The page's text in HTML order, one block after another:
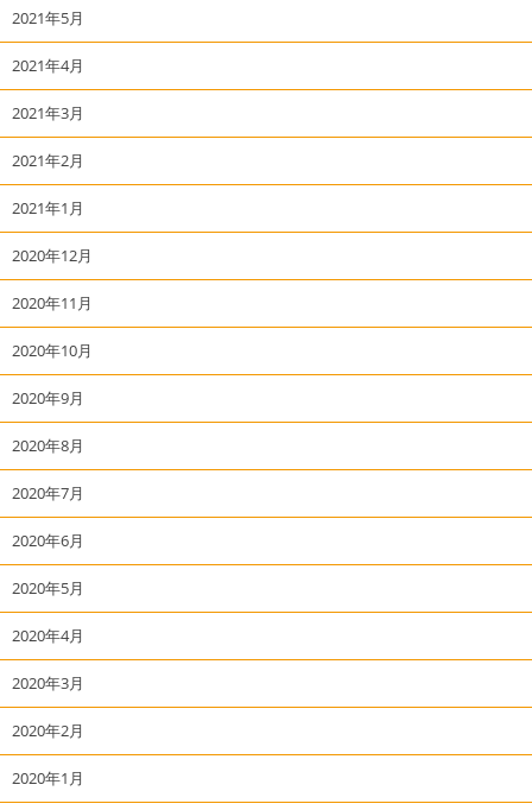
2021年5月
2021年4月
2021年3月
2021年2月
2021年1月
2020年12月
2020年11月
2020年10月
2020年9月
2020年8月
2020年7月
2020年6月
2020年5月
2020年4月
2020年3月
2020年2月
2020年1月